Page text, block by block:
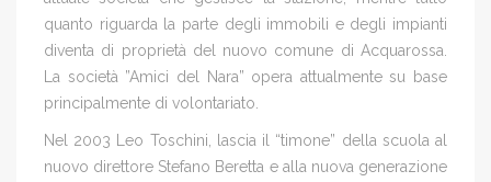
quanto riguarda la parte degli immobili e degli impianti
diventa di proprietà del nuovo comune di Acquarossa.
La società ”Amici del Nara” opera attualmente su base
principalmente di volontariato.
Nel 2003 Leo Toschini, lascia il “timone” della scuola al
nuovo direttore Stefano Beretta e alla nuova generazione